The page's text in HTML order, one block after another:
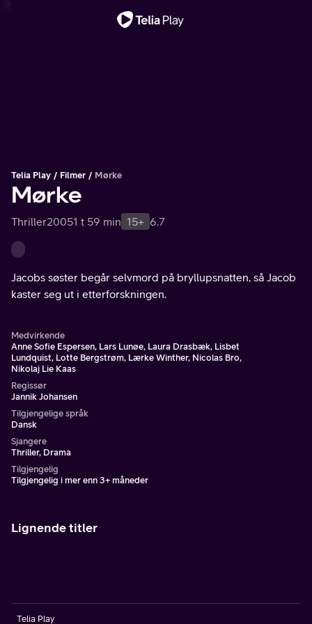
Telia Play Filmer Mørke
Mørke
Thriller20051 t 59 min 15+ 6.7
Jacobs søster begår selvmord på bryllupsnatten, så Jacob
kaster seg ut i etterforskningen.
Medvirkende
Anne Sofie Espersen, Lars Lunøe, Laura Drasbæk, Lisbet
Lundquist, Lotte Bergstrøm, Lærke Winther, Nicolas Bro,
Nikolaj Lie Kaas
Regissør
Jannik Johansen
Tilgjengelige språk
Dansk
Sjangere
Thriller, Drama
Tilgjengelig
Tilgjengelig i mer enn 3+ måneder
Lignende titler
Telia Play